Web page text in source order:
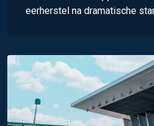
eerherstel na dramatische